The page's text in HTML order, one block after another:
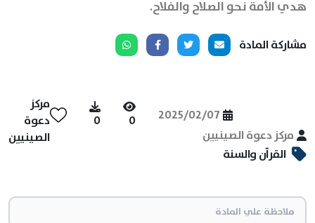
هدي الأمة نحو الصلاح والفلاح.
مشاركة المادة
مركز دعوة الصينيين
2025/02/07
0
0
مركز
دعوة
الصينيين
القرآن والسنة